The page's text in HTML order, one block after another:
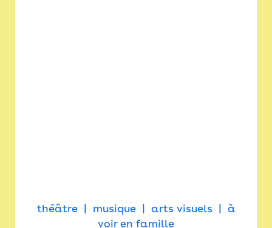
théâtre musique arts visuels
à
voir en famille